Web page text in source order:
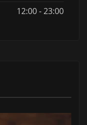
12:00 - 23:00